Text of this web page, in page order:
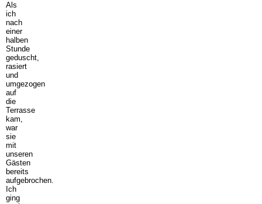
Als
ich
nach
einer
halben
Stunde
geduscht,
rasiert
und
umgezogen
auf
die
Terrasse
kam,
war
sie
mit
unseren
Gästen
bereits
aufgebrochen.
Ich
ging